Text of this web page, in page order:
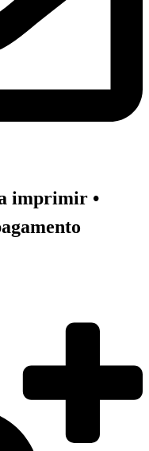
imprimir •